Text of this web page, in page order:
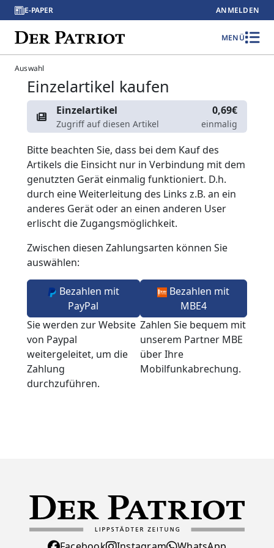
E-PAPER ANMELDEN
MENÜ
Auswahl
Einzelartikel kaufen
Einzelartikel
Zugriff auf diesen Artikel
0,69€
einmalig
Bitte beachten Sie, dass bei dem Kauf des
Artikels die Einsicht nur in Verbindung mit dem
genutzten Gerät einmalig funktioniert. D.h.
durch eine Weiterleitung des Links z.B. an ein
anderes Gerät oder an einen anderen User
erlischt die Zugangsmöglichkeit.
Zwischen diesen Zahlungsarten können Sie
auswählen:
Bezahlen mit
PayPal
Sie werden zur Website
von Paypal
weitergeleitet, um die
Zahlung
durchzuführen.
Bezahlen mit
MBE4
Zahlen Sie bequem mit
unserem Partner MBE
über Ihre
Mobilfunkabrechung.